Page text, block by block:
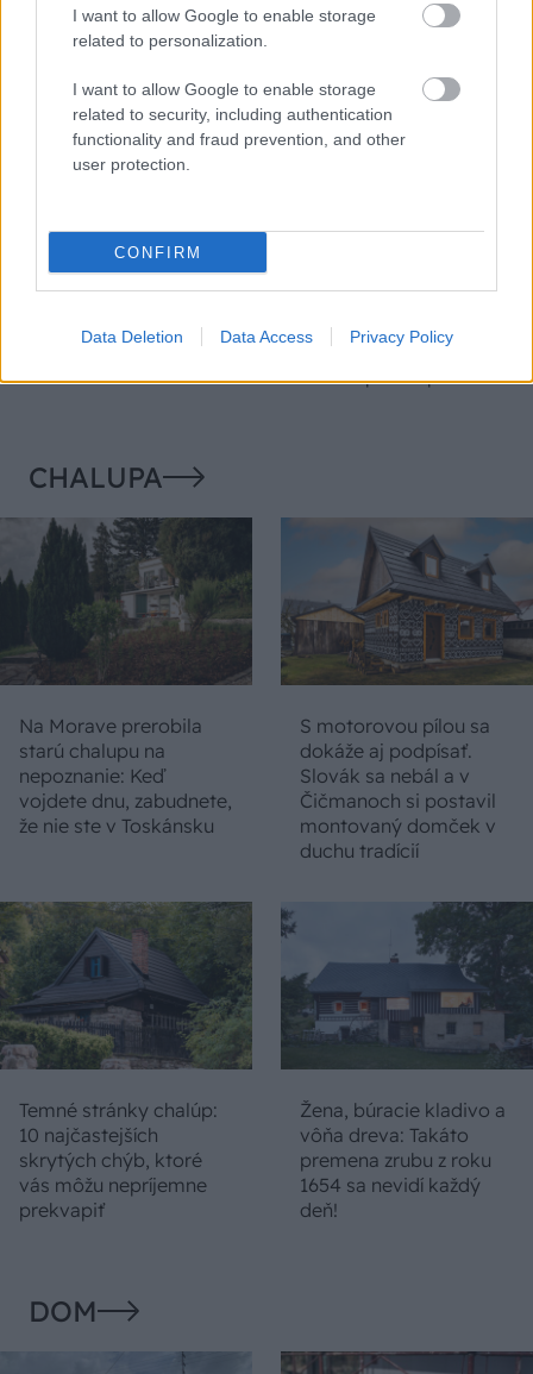
I want to allow Google to enable storage
related to personalization.
I want to allow Google to enable storage
related to security, including authentication
functionality and fraud prevention, and other
user protection.
CONFIRM
Data Deletion Data Access Privacy Policy
záhonu celosezónny
šmrnc
ktoré slnko svieti celý
levanduľa! 7 fialových
krások, ktoré rozžiaria
vašu záhradu
ochabnuté izbové
rastliny? Pravda vás
možno prekvapí
CHALUPA
Na Morave prerobila
starú chalupu na
nepoznanie: Keď
vojdete dnu, zabudnete,
že nie ste v Toskánsku
S motorovou pílou sa
dokáže aj podpísať.
Slovák sa nebál a v
Čičmanoch si postavil
montovaný domček v
duchu tradícií
Temné stránky chalúp:
10 najčastejších
skrytých chýb, ktoré
vás môžu nepríjemne
prekvapiť
Žena, búracie kladivo a
vôňa dreva: Takáto
premena zrubu z roku
1654 sa nevidí každý
deň!
DOM